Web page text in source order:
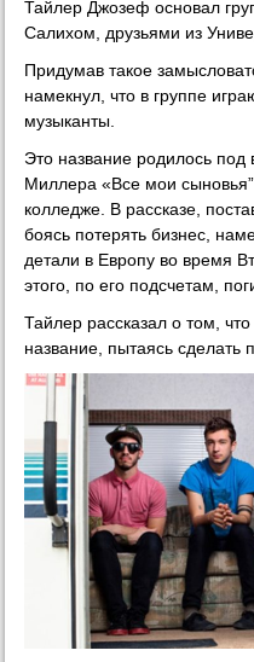
Тайлер Джозеф основал
Салихом, друзьями из
Придумав такое
намекнул, что в группе
музыканты.
Это название родилось
Миллера «Все мои
колледже. В рассказе,
боясь потерять бизнес,
детали в Европу во время
этого, по его подсчетам,
Тайлер рассказал о том,
название, пытаясь сделать